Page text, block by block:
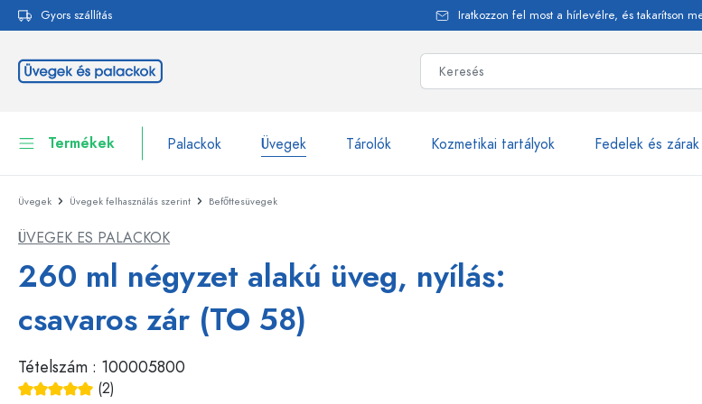
Ugrás a fő navigációhoz
Gyors szállítás Iratkozzon fel most a hírlevélre, és takarítson
Termékek Palackok Üvegek Tárolók Kozmetikai tartályok Fedelek és zárak
Palackok
Tárolók
Edények
Kozmetikai tartályok
Összes megjelenítése Palackok
Palackok márka szerint
WECK-palackok
Estal-Palackok
Palackok funkció szerint
Üvegek Üvegek felhasználás szerint Befőttesüvegek
ÜVEGEK ES PALACKOK
260 ml négyzet alakú üveg, nyílás:
csavaros zár (TO 58)
Tételszám : 100005800
(2)